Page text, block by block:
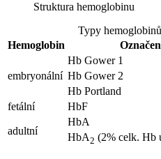
Struktura hemoglobinu
Typy
Hemoglobin
embryonální
Hb Gower 1
Hb Gower 2
Hb Portland
fetální
HbF
adultní
HbA
HbA2 (2% celk. Hb